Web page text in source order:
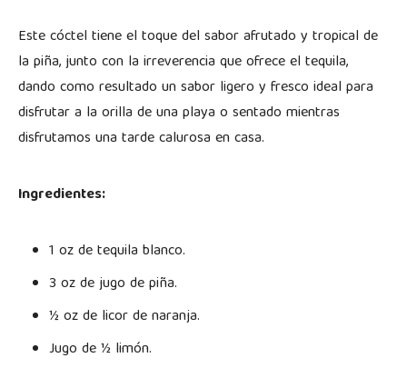
Este cóctel tiene el toque del sabor afrutado y tropical de
la piña, junto con la irreverencia que ofrece el tequila,
dando como resultado un sabor ligero y fresco ideal para
disfrutar a la orilla de una playa o sentado mientras
disfrutamos una tarde calurosa en casa.
Ingredientes:
1 oz de tequila blanco.
3 oz de jugo de piña.
½ oz de licor de naranja.
Jugo de ½ limón.